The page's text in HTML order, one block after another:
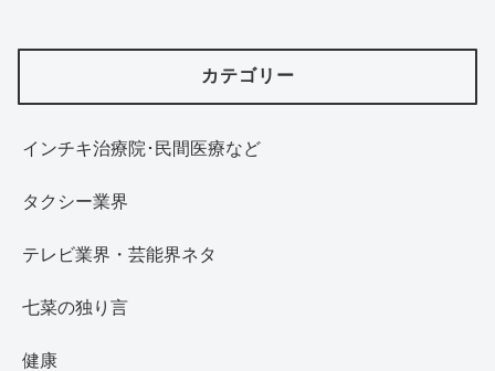
カテゴリー
インチキ治療院･民間医療など
タクシー業界
テレビ業界・芸能界ネタ
七菜の独り言
健康